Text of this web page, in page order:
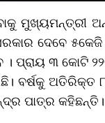
ମୁଖ୍ୟମନ୍ତ୍ରୀ
ଦେବେ
ପ୍ରାୟ ୩ କୋଟି
ବର୍ଷକୁ ଅତିରିକ୍ତ
ପାତ୍ର କହିଛନ୍ତି।